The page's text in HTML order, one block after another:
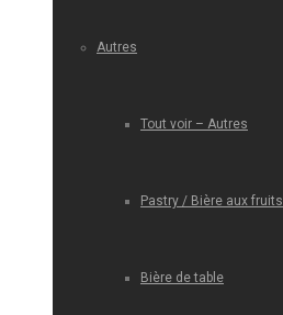
Autres
Tout voir – Autres
Pastry / Bière aux fruits
Bière de table